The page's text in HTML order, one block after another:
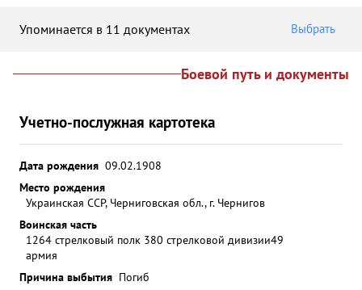
Упоминается в 11 документах Выбрать
Боевой путь и документы
Учетно-послужная картотека
Дата рождения 09.02.1908
Место рождения
Украинская ССР, Черниговская обл., г. Чернигов
Воинская часть
1264 стрелковый полк 380 стрелковой дивизии49
армия
Причина выбытия Погиб